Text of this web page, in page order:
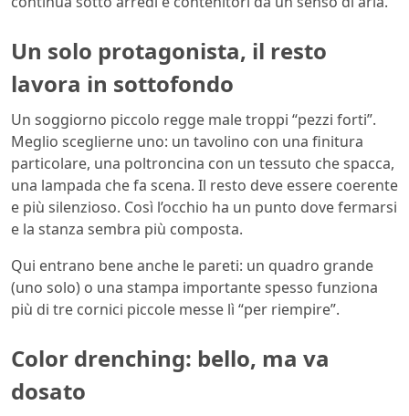
Un solo protagonista, il resto
lavora in sottofondo
Un soggiorno piccolo regge male troppi “pezzi forti”.
Meglio sceglierne uno: un tavolino con una finitura
particolare, una poltroncina con un tessuto che spacca,
una lampada che fa scena. Il resto deve essere coerente
e più silenzioso. Così l’occhio ha un punto dove fermarsi
e la stanza sembra più composta.
Qui entrano bene anche le pareti: un quadro grande
(uno solo) o una stampa importante spesso funziona
più di tre cornici piccole messe lì “per riempire”.
Color drenching: bello, ma va
dosato